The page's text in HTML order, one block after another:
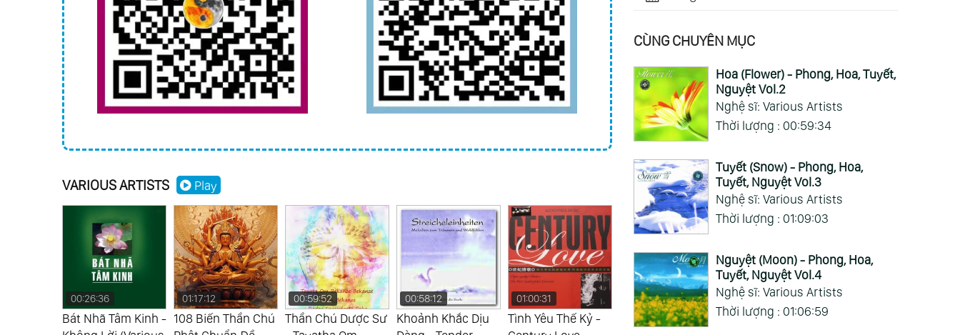
VARIOUS ARTISTS Play
00:26:36
Bát Nhã Tâm Kinh -
01:17:12
108 Biến Thần Chú
00:59:52
Thần Chú Dược Sư
00:58:12
Khoảnh Khắc Dịu
01:00:31
Tình Yêu Thế Kỷ -
01:17:51
100 Bản Violon
00:53:07
Nhẹ Nhàng Om
CÙNG CHUYÊN MỤC
Hoa (Flower) - Phong, Hoa, Tuyết,
Nguyệt Vol.2
Nghệ sĩ: Various Artists
Thời lượng : 00:59:34
Tuyết (Snow) - Phong, Hoa,
Tuyết, Nguyệt Vol.3
Nghệ sĩ: Various Artists
Thời lượng : 01:09:03
Nguyệt (Moon) - Phong, Hoa,
Tuyết, Nguyệt Vol.4
Nghệ sĩ: Various Artists
Thời lượng : 01:06:59